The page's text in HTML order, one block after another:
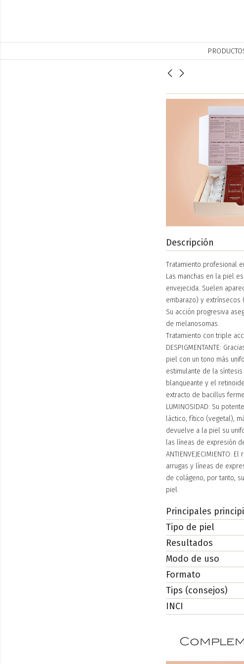
Descripción
Tratamiento profesional
Las manchas en la piel
envejecida. Suelen
embarazo) y extrínsecos
Su acción progresiva
de melanosomas.
Tratamiento con triple
DESPIGMENTANTE:
piel con un tono más
estimulante de la
blanqueante y el
extracto de bacillus
LUMINOSIDAD: Su
láctico, fítico (vegetal),
devuelve a la piel su
las líneas de expresión
ANTIENVEJECIMIENTO:
arrugas y líneas de
de colágeno, por tanto,
piel.
Principales
Tipo de piel
Resultados
Modo de uso
Formato
Tips (consejos)
INCI